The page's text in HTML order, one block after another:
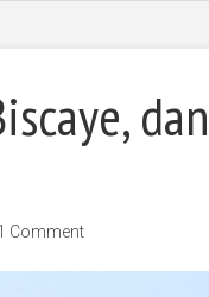
Comment